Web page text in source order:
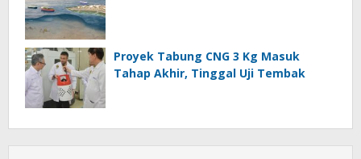
Proyek Tabung CNG 3 Kg Masuk
Tahap Akhir, Tinggal Uji Tembak